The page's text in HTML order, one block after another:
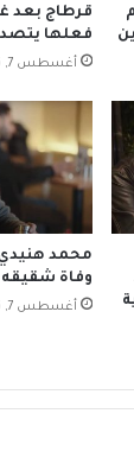
فعلها
أغسطس 7, 2026
محمد هنيدي
وفاة شقيقه
أغسطس 7, 2026